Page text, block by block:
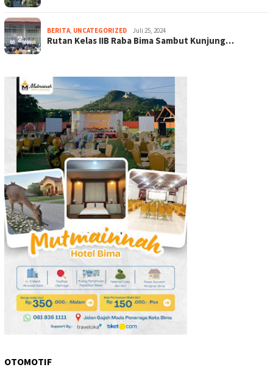
BERITA, UNCATEGORIZED Juli 25, 2024
Rutan Kelas IIB Raba Bima Sambut Kunjung…
OTOMOTIF